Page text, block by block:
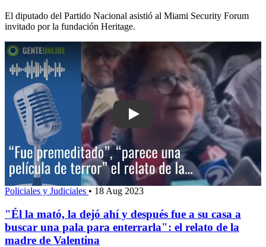
El diputado del Partido Nacional asistió al Miami Security Forum
invitado por la fundación Heritage.
Play: "Él la mató, la dejó ahí y
Policiales y Judiciales • 18 Aug 2023
"Él la mató, la dejó ahí y después fue a su casa a
buscar una pala para enterrarla": el relato de la
madre de Valentina